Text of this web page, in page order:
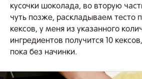
кусочки шоколада, во вторую
чуть позже, раскладываем тесто
кексов, у меня из указанного
ингредиентов получится 10
пока без начинки.